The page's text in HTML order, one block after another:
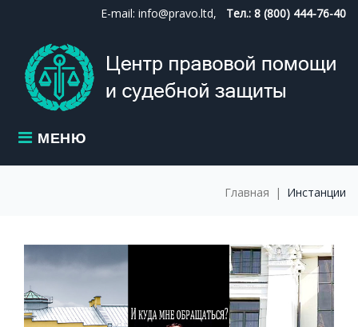
content
E-mail: info@pravo.ltd, Тел.: 8 (800) 444-76-40
МЕНЮ
Главная | Инстанции
МЕТКА: